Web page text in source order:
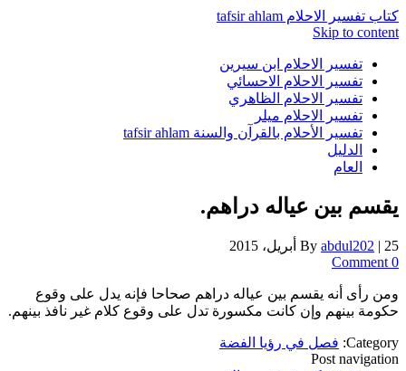
كتاب تفسير الاحلام tafsir ahlam
Skip to content
تفسير الاحلام ابن سيرين
تفسير الاحلام الاحسائي
تفسير الاحلام الظاهري
تفسير الاحلام ميلر
تفسير الأحلام بالقرآن والسنة tafsir ahlam
الدليل
العام
يقسم بين عياله دراهم.
By abdul202 | 25 أبريل، 2015
0 Comment
ومن رأى أنه يقسم بين عياله دراهم صحاحا فإنه يدل على وقوع
حكومة بينهم وإن كانت مكسورة تدل على وقوع كلام غير نافذ بينهم.
Category: فصل في رؤيا الفضة
Post navigation